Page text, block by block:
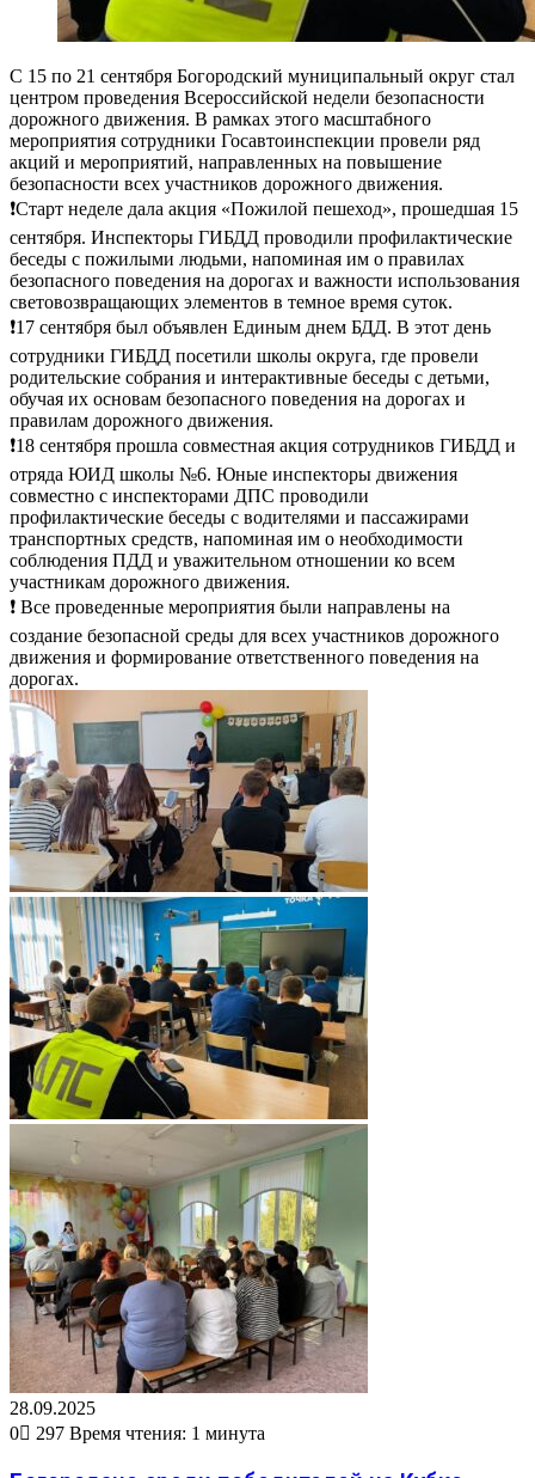
С 15 по 21 сентября Богородский муниципальный округ стал
центром проведения Всероссийской недели безопасности
дорожного движения. В рамках этого масштабного
мероприятия сотрудники Госавтоинспекции провели ряд
акций и мероприятий, направленных на повышение
безопасности всех участников дорожного движения.
❗️Старт неделе дала акция «Пожилой пешеход», прошедшая 15
сентября. Инспекторы ГИБДД проводили профилактические
беседы с пожилыми людьми, напоминая им о правилах
безопасного поведения на дорогах и важности использования
световозвращающих элементов в темное время суток.
❗️17 сентября был объявлен Единым днем БДД. В этот день
сотрудники ГИБДД посетили школы округа, где провели
родительские собрания и интерактивные беседы с детьми,
обучая их основам безопасного поведения на дорогах и
правилам дорожного движения.
❗️18 сентября прошла совместная акция сотрудников ГИБДД и
отряда ЮИД школы №6. Юные инспекторы движения
совместно с инспекторами ДПС проводили
профилактические беседы с водителями и пассажирами
транспортных средств, напоминая им о необходимости
соблюдения ПДД и уважительном отношении ко всем
участникам дорожного движения.
❗️ Все проведенные мероприятия были направлены на
создание безопасной среды для всех участников дорожного
движения и формирование ответственного поведения на
дорогах.
28.09.2025
0
297 Время чтения: 1 минута